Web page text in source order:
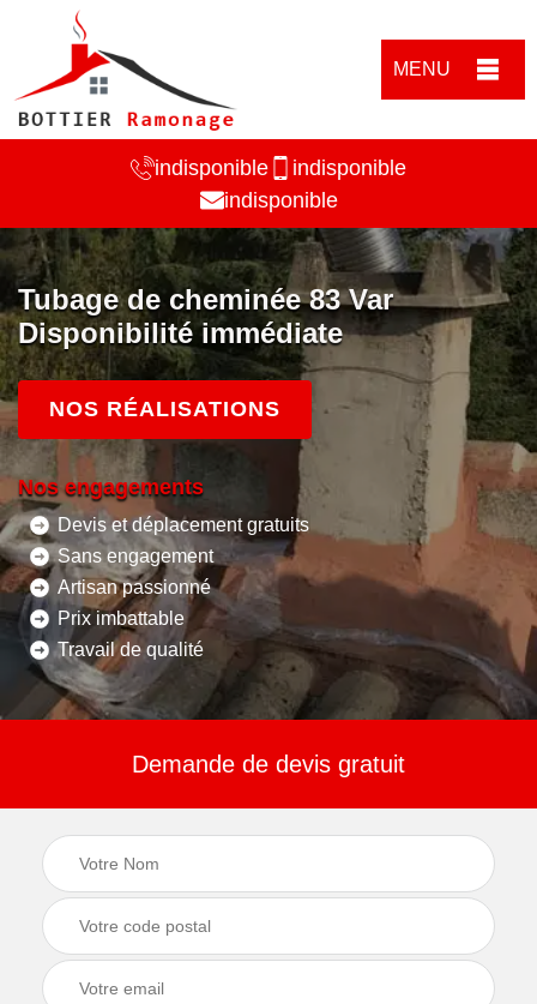
MENU
indisponible
indisponible
indisponible
Tubage de cheminée 83 Var
Disponibilité immédiate
NOS RÉALISATIONS
Nos engagements
Devis et déplacement gratuits
Sans engagement
Artisan passionné
Prix imbattable
Travail de qualité
Demande de devis gratuit